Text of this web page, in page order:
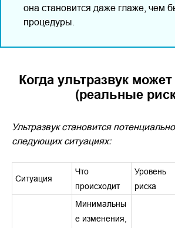
она становится даже глаже, чем
процедуры.
Когда ультразвук
(реальные
Ультразвук становится
следующих ситуациях:
Ситуация
Что
происходит
Уровень
риска
Минимальны
е изменения,